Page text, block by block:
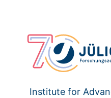
Institute for